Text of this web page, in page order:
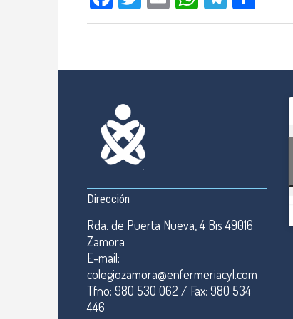
Dirección
Rda. de Puerta Nueva, 4 Bis 49016
Zamora
E-mail:
colegiozamora@enfermeriacyl.com
Tfno: 980 530 062 / Fax: 980 534
446